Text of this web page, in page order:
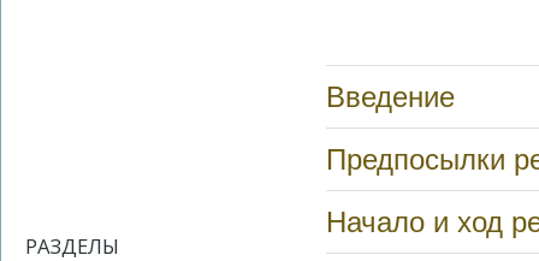
РАЗДЕЛЫ
Введение
Предпосылки
Начало и ход